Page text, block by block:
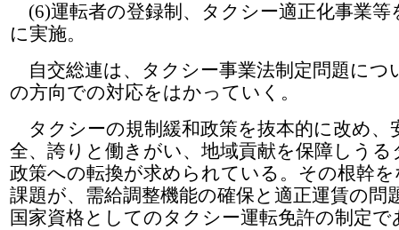
(6)運転者の登録制、タクシー適正化事業等
に実施。
自交総連は、タクシー事業法制定問題につ
の方向での対応をはかっていく。
タクシーの規制緩和政策を抜本的に改め、
全、誇りと働きがい、地域貢献を保障しうる
政策への転換が求められている。その根幹
課題が、需給調整機能の確保と適正運賃の問
国家資格としてのタクシー運転免許の制定で